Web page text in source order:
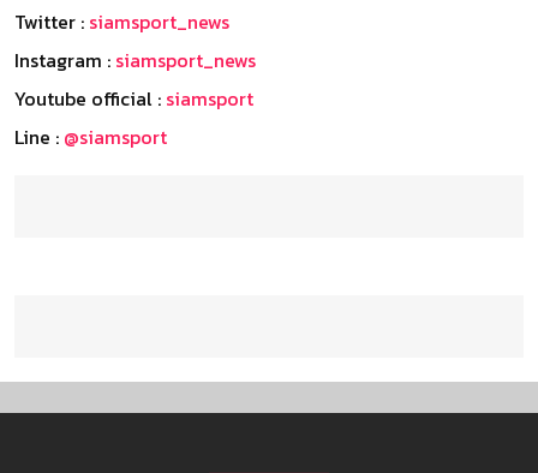
Twitter : siamsport_news
Instagram : siamsport_news
Youtube official : siamsport
Line : @siamsport